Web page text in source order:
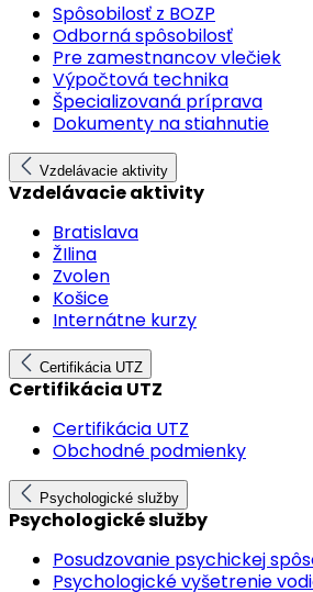
Spôsobilosť z BOZP
Odborná spôsobilosť
Pre zamestnancov vlečiek
Výpočtová technika
Špecializovaná príprava
Dokumenty na stiahnutie
Vzdelávacie aktivity
Vzdelávacie aktivity
Bratislava
ŽIlina
Zvolen
Košice
Internátne kurzy
Certifikácia UTZ
Certifikácia UTZ
Certifikácia UTZ
Obchodné podmienky
Psychologické služby
Psychologické služby
Posudzovanie psychickej
Psychologické vyšetrenie